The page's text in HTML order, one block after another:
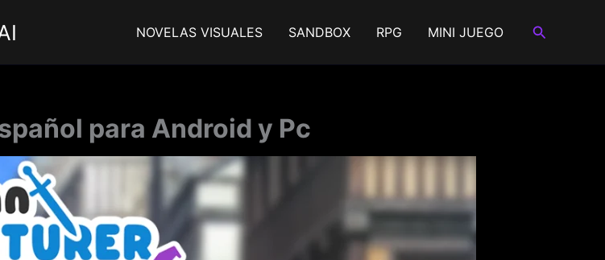
NOVELAS VISUALES SANDBOX RPG MINI JUEGO Buscar
para Android y Pc